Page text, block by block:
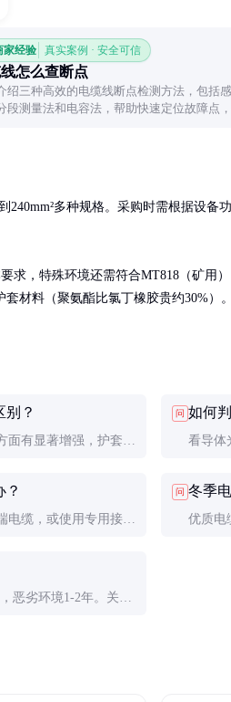
家经验 真实案例 · 安全可信
怎么查断点
绍三种高效的电缆线断点检测方法，包括
段测量法和电容法，帮助快速定位故障点
240mm²多种规格。采购时需根据设
求，特殊环境还需符合MT818（矿用
材料（聚氨酯比氯丁橡胶贵约30%）
别？
面有显著增强，护套更
问 如何
看导体
方检测
？
电缆，或使用专用接头
问 冬季
优质电
恶劣环境1-2年。关键